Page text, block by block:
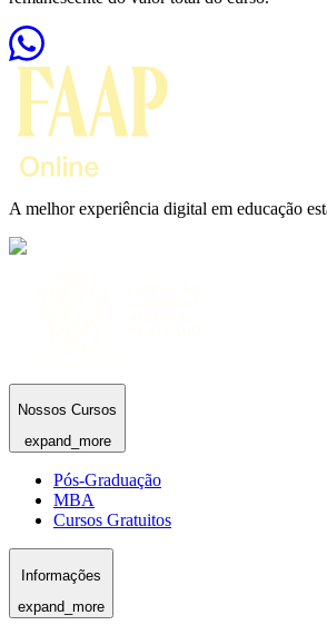
A melhor experiência digital em educação
Nossos Cursos
expand_more
Pós-Graduação
MBA
Cursos Gratuitos
Informações
expand_more